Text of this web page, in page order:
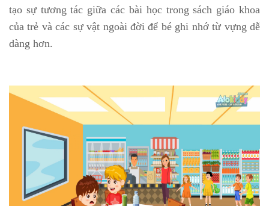
tạo sự tương tác giữa các bài học trong sách giáo khoa
của trẻ và các sự vật ngoài đời để bé ghi nhớ từ vựng dễ
dàng hơn.